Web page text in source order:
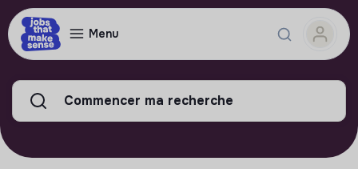
Menu
Commencer ma recherche